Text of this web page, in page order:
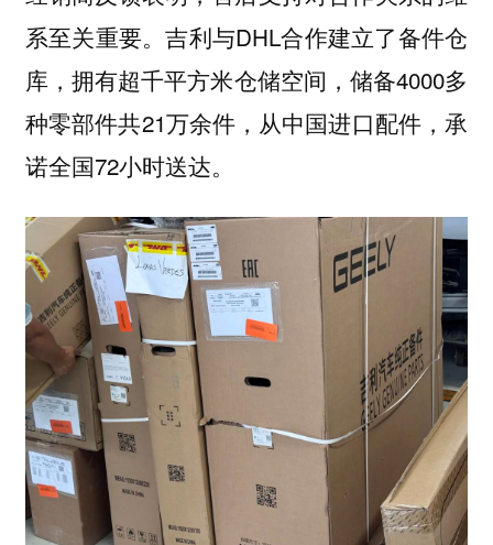
系至关重要。吉利与DHL合作建立了备件仓
库，拥有超千平方米仓储空间，储备4000多
种零部件共21万余件，从中国进口配件，承
诺全国72小时送达。